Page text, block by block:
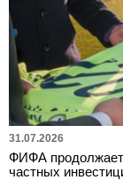
31.07.2026
ФИФА продолжает
частных